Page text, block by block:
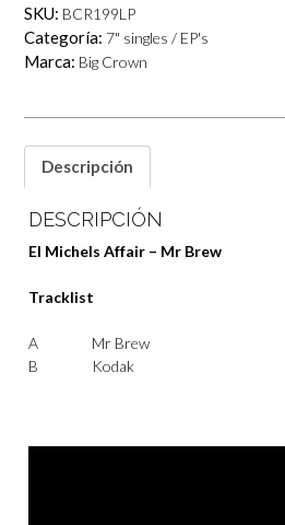
SKU: BCR199LP
Categoría: 7" singles / EP's
Marca: Big Crown
Descripción
DESCRIPCIÓN
El Michels Affair – Mr Brew
Tracklist
A
Mr Brew
B
Kodak